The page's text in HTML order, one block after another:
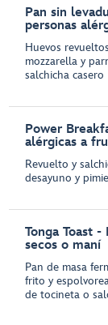
Pan sin
personas
Huevos
mozzarella y
salchicha casero
Power
alérgicas a
Revuelto y
desayuno y
Tonga Toast
secos o maní
Pan de masa
frito y
de tocineta o